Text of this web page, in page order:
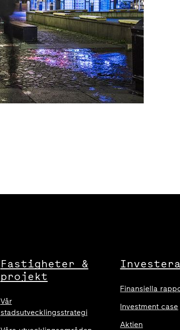
Fastigheter &
projekt
Vår
stadsutvecklingsstrategi
Finansiella
Investment case
Aktien